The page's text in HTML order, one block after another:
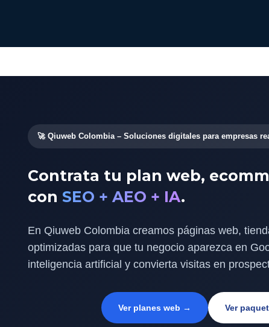
🚀 Qiuweb Colombia – Soluciones digitales para empresas
Contrata tu plan web,
con SEO + AEO + IA.
En Qiuweb Colombia creamos páginas web,
optimizadas para que tu negocio aparezca en
inteligencia artificial y convierta visitas en
Ver planes web → Ver